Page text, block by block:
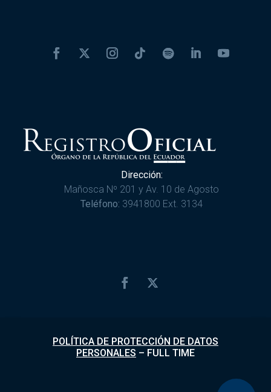
Dirección:
Mañosca Nº 201 y Av. 10 de Agosto
Teléfono: 3941800 Ext. 3134
POLÍTICA DE PROTECCIÓN DE DATOS
PERSONALES – FULL TIME